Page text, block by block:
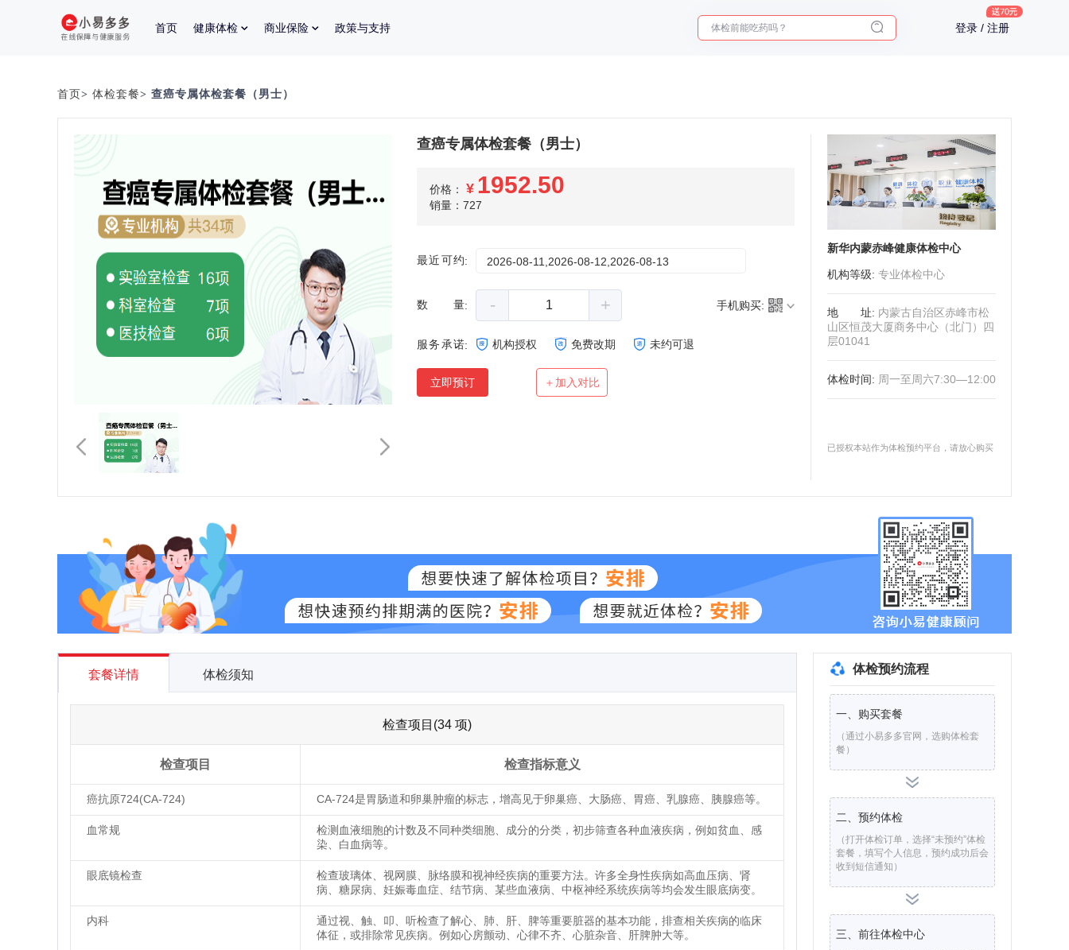
首页 健康体检 商业保险 政策与支持 十大理由告诉你为什么要买保险 登录 / 注册
首页> 体检套餐> 查癌专属体检套餐（男士）
查癌专属体检套餐（男士）
价格： ¥ 1952.50
销量：727
最近可约: 2026-08-11,2026-08-12,2026-08-13
数量: - + 手机购买:
服务承诺: 机构授权 免费改期 未约可退
立即预订 ＋加入对比
新华内蒙赤峰健康体检中心
机构等级: 专业体检中心
地址: 内蒙古自治区赤峰市松
山区恒茂大厦商务中心（北门）四
层01041
体检时间: 周一至周六7:30—12:00
已授权本站作为体检预约平台，请放心购买
套餐详情 体检须知
检查项目(34 项)
检查项目 检查指标意义
癌抗原724(CA-724) CA-724是胃肠道和卵巢肿瘤的标志，增高见于卵巢癌、大肠癌、胃癌、乳腺癌、胰腺癌等。
血常规
检测血液细胞的计数及不同种类细胞、成分的分类，初步筛查各种血液疾病，例如贫血、感
染、白血病等。
眼底镜检查
检查玻璃体、视网膜、脉络膜和视神经疾病的重要方法。许多全身性疾病如高血压病、肾
病、糖尿病、妊娠毒血症、结节病、某些血液病、中枢神经系统疾病等均会发生眼底病变。
内科
通过视、触、叩、听检查了解心、肺、肝、脾等重要脏器的基本功能，排查相关疾病的临床
体征，或排除常见疾病。例如心房颤动、心律不齐、心脏杂音、肝脾肿大等。
体检预约流程
一、购买套餐
（通过小易多多官网，选购体检套
餐）
二、预约体检
（打开体检订单，选择“未预约”体检
套餐，填写个人信息，预约成功后会
收到短信通知）
三、前往体检中心